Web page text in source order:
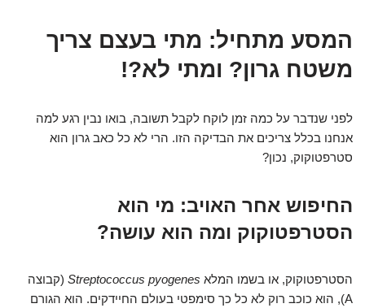
המסע מתחיל: מתי בעצם צריך
משטח גרון? ומתי לא?!
לפני שנדבר על כמה זמן לוקח לקבל תשובה, בואו נבין רגע למה
אנחנו בכלל צריכים את הבדיקה הזו. הרי לא כל כאב גרון הוא
סטרפטוקוק, נכון?
החיפוש אחר האויב: מי הוא
הסטרפטוקוק ומה הוא עושה?
הסטרפטוקוק, או בשמו המלא Streptococcus pyogenes (קבוצה
A), הוא כוכב רוק לא כל כך סימפטי בעולם החיידקים. הוא הגורם